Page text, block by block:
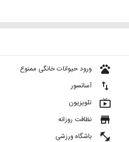
pets ورود حیوانات خانگی ممنوع
import_export آسانسور
live_tv تلویزیون
store نظافت روزانه
fitness_center باشگاه ورزشی